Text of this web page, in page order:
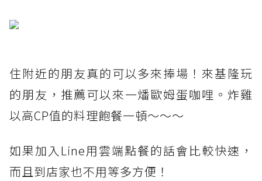
住附近的朋友真的可以多來捧場！來基隆玩
的朋友，推薦可以來一燔歐姆蛋咖哩。炸雞
以高CP值的料理飽餐一頓～～～
如果加入Line用雲端點餐的話會比較快速，
而且到店家也不用等多方便！